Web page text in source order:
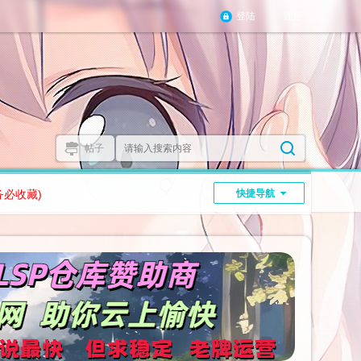
登陆
帖子
快捷导航
必收藏)